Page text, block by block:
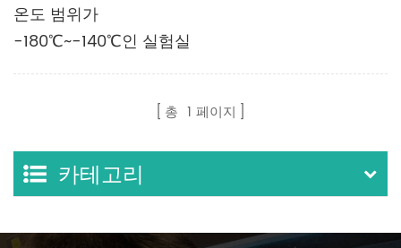
온도 범위가
-180℃~-140℃인 실험실
초저온 냉동고
총 1 페이지
카테고리